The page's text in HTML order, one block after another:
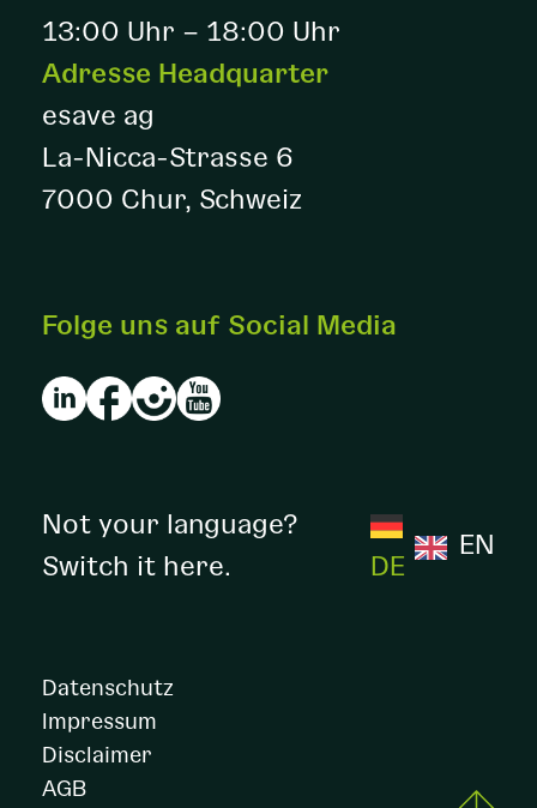
13:00 Uhr – 18:00 Uhr
Adresse Headquarter
esave ag
La-Nicca-Strasse 6
7000 Chur, Schweiz
Folge uns auf Social Media
Not your language?
Switch it here.
DE
EN
Datenschutz
Impressum
Disclaimer
AGB